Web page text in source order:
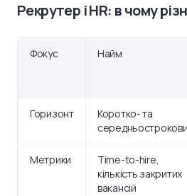
Рекрутер і HR: в чому
Фокус Найм
Горизонт
Коротко- та
Метрики
Time-to-hire,
кількість закритих
вакансій